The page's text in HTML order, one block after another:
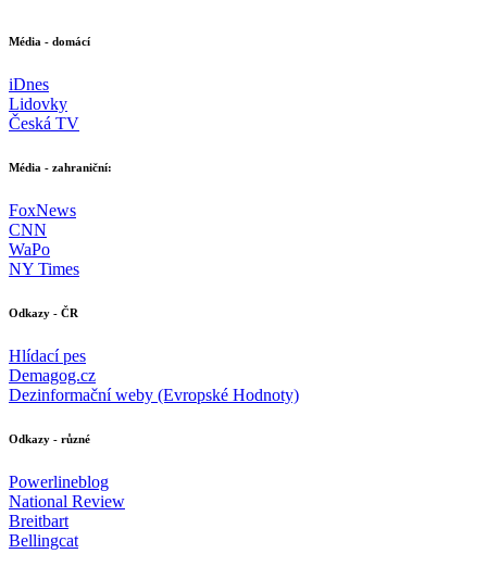
Média - domácí
iDnes
Lidovky
Česká TV
Média - zahraniční:
FoxNews
CNN
WaPo
NY Times
Odkazy - ČR
Hlídací pes
Demagog.cz
Dezinformační weby (Evropské Hodnoty)
Odkazy - různé
Powerlineblog
National Review
Breitbart
Bellingcat